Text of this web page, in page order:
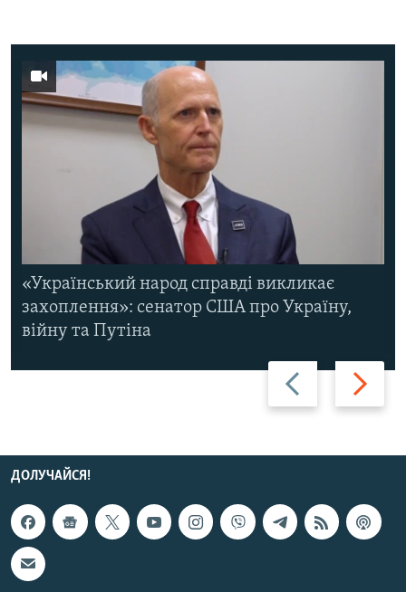
Назад Вперед
«Український народ справді викликає
захоплення»: сенатор США про Україну,
війну та Путіна
ДОЛУЧАЙСЯ!